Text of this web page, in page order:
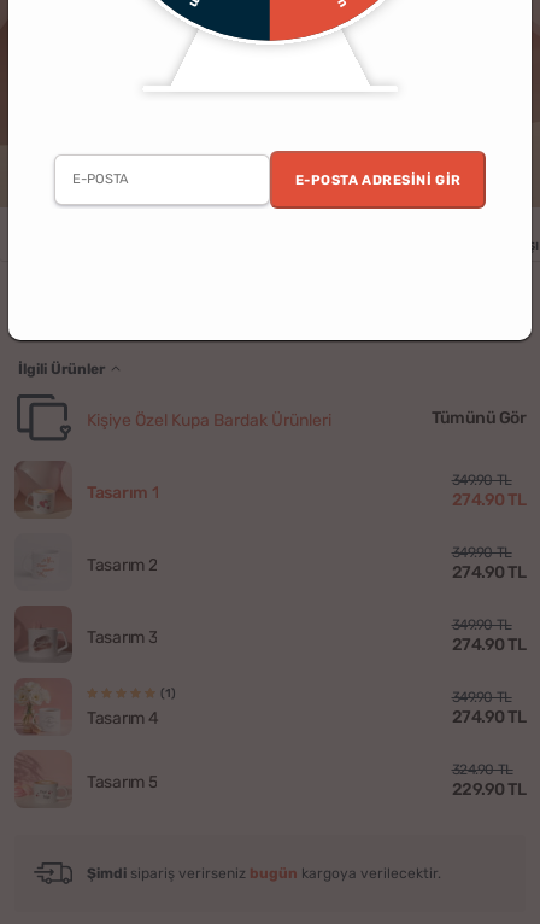
E-POSTA ADRESINI GIR
Yılbaşı
İlgili Ürünler
Kişiye Özel Kupa Bardak Ürünleri Tümünü Gör
Tasarım 1
349.90 TL
274.90 TL
Tasarım 2
349.90 TL
274.90 TL
Tasarım 3
349.90 TL
274.90 TL
(1)
Tasarım 4
349.90 TL
274.90 TL
Tasarım 5
324.90 TL
229.90 TL
Şimdi sipariş verirseniz bugün kargoya verilecektir.